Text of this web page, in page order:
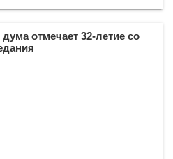
отмечает 32-летие со